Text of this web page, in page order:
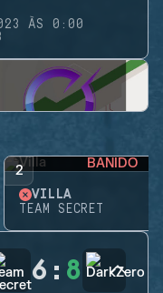
ÀS 0:00
2 BANIDO
VILLA
TEAM SECRET
6 : 8